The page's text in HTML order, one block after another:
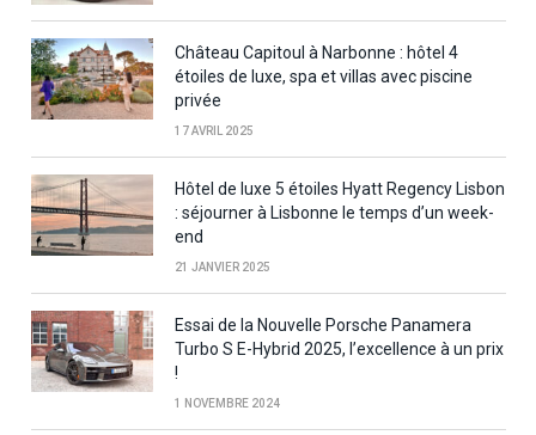
Château Capitoul à Narbonne : hôtel 4
étoiles de luxe, spa et villas avec piscine
privée
17 AVRIL 2025
Hôtel de luxe 5 étoiles Hyatt Regency Lisbon
: séjourner à Lisbonne le temps d’un week-
end
21 JANVIER 2025
Essai de la Nouvelle Porsche Panamera
Turbo S E-Hybrid 2025, l’excellence à un prix
!
1 NOVEMBRE 2024